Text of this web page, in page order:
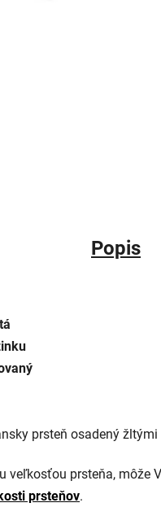
Popis
prsteň osadený
veľkosťou prsteňa, môže
prsteňov.